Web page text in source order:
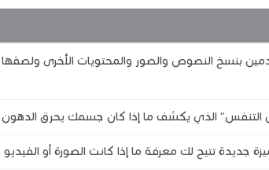
بنسخ النصوص والصور والمحتويات الأخرى
التنفس" الذي يكشف ما إذا كان جسمك يحرق الدهون
جديدة تتيح لك معرفة ما إذا كانت الصورة أو